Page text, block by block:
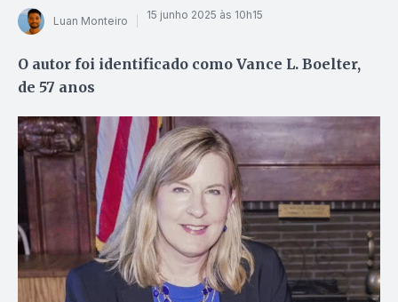
Luan Monteiro 15 junho 2025 às 10h15
O autor foi identificado como Vance L. Boelter,
de 57 anos